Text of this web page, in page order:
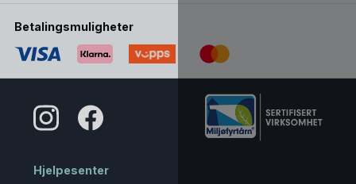
Betalingsmuligheter
Hjelpesenter